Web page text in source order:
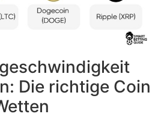
Die richtige Coin